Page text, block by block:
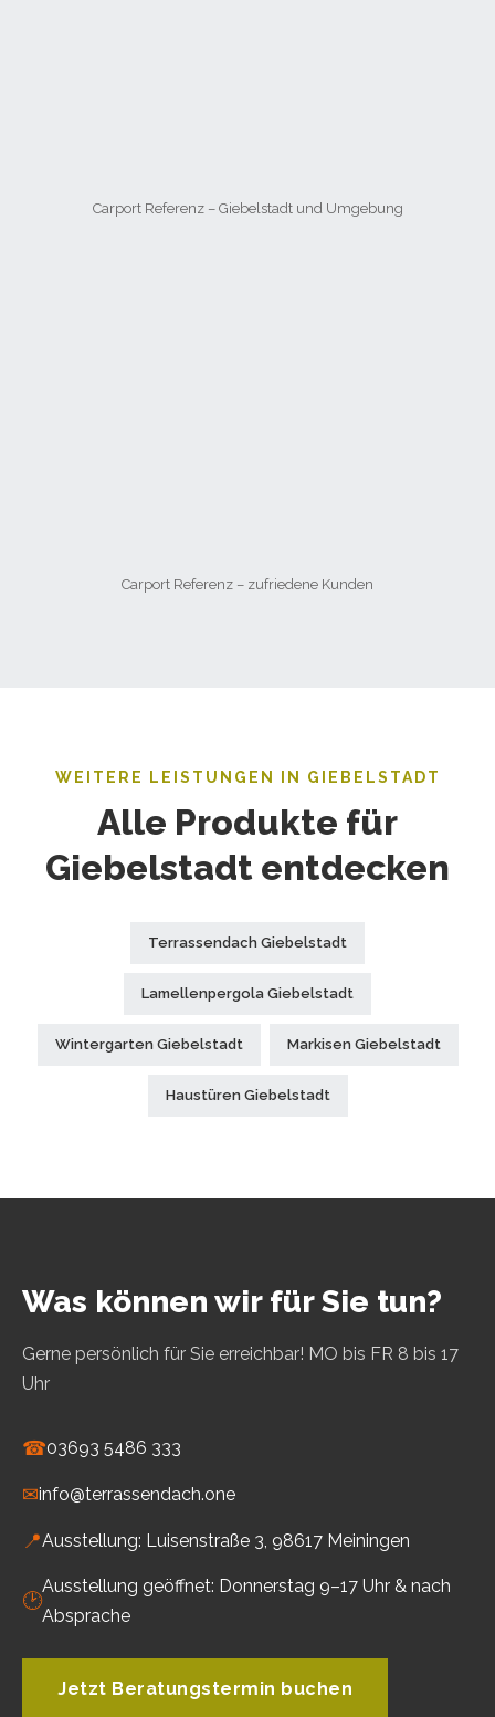
Carport Referenz – Giebelstadt und Umgebung
Carport Referenz – zufriedene Kunden
WEITERE LEISTUNGEN IN GIEBELSTADT
Alle Produkte für
Giebelstadt entdecken
Terrassendach Giebelstadt
Lamellenpergola Giebelstadt
Wintergarten Giebelstadt Markisen Giebelstadt
Haustüren Giebelstadt
Was können wir für Sie tun?
Gerne persönlich für Sie erreichbar! MO bis FR 8 bis 17
Uhr
☎03693 5486 333
✉info@terrassendach.one
📍Ausstellung: Luisenstraße 3, 98617 Meiningen
🕑
Ausstellung geöffnet: Donnerstag 9–17 Uhr & nach
Absprache
Jetzt Beratungstermin buchen